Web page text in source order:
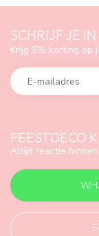
FEESTDECO
Altijd reactie
SCHRIJF JE
Krijg 5% korting op